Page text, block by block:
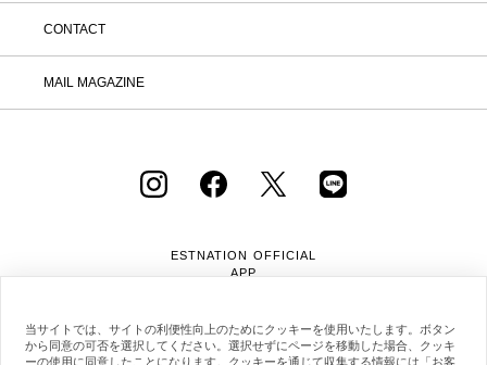
CONTACT
MAIL MAGAZINE
ESTNATION OFFICIAL
APP
当サイトでは、サイトの利便性向上のためにクッキーを使用いたします。ボタン
から同意の可否を選択してください。選択せずにページを移動した場合、クッキ
ーの使用に同意したことになります。クッキーを通じて収集する情報には「お客